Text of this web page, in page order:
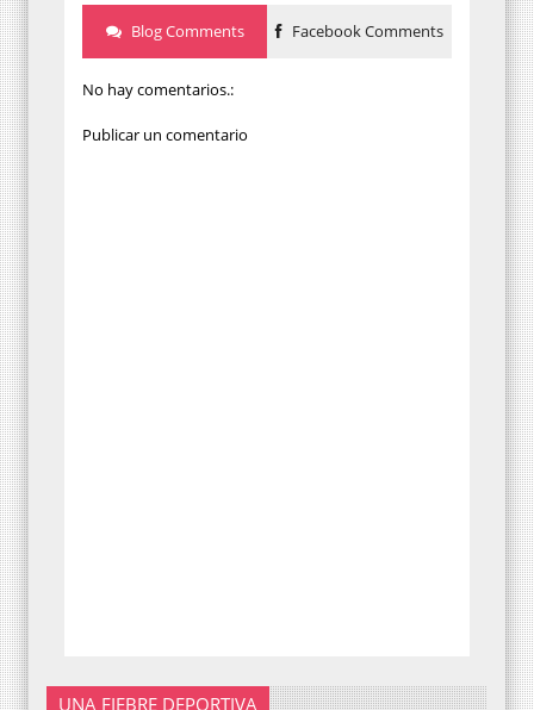
Blog Comments Facebook Comments
No hay comentarios.:
Publicar un comentario
UNA FIEBRE DEPORTIVA